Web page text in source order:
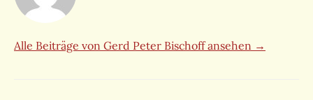
Alle Beiträge von Gerd Peter Bischoff ansehen →